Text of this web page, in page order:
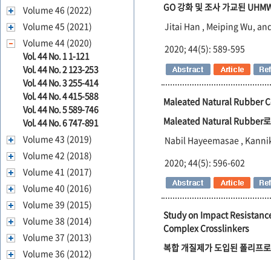
Volume 46 (2022)
Volume 45 (2021)
Volume 44 (2020)
Vol. 44 No. 1 1-121
Vol. 44 No. 2 123-253
Vol. 44 No. 3 255-414
Vol. 44 No. 4 415-588
Vol. 44 No. 5 589-746
Vol. 44 No. 6 747-891
Volume 43 (2019)
Volume 42 (2018)
Volume 41 (2017)
Volume 40 (2016)
Volume 39 (2015)
Volume 38 (2014)
Volume 37 (2013)
Volume 36 (2012)
GO 강화 및 조사 가교된
Jitai Han , Meiping Wu,
2020; 44(5): 589-595
Maleated Natural Rubber
Maleated Natural Rubber
Nabil Hayeemasae ,
2020; 44(5): 596-602
Study on Impact
Complex Crosslinkers
복합개질제가도입된 폴리프